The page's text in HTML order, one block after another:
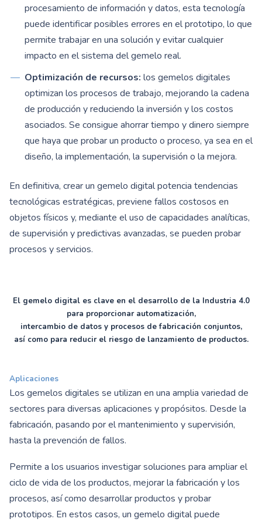
procesamiento de información y datos, esta tecnología
puede identificar posibles errores en el prototipo, lo que
permite trabajar en una solución y evitar cualquier
impacto en el sistema del gemelo real.
Optimización de recursos: los gemelos digitales
optimizan los procesos de trabajo, mejorando la cadena
de producción y reduciendo la inversión y los costos
asociados. Se consigue ahorrar tiempo y dinero siempre
que haya que probar un producto o proceso, ya sea en el
diseño, la implementación, la supervisión o la mejora.
En definitiva, crear un gemelo digital potencia tendencias
tecnológicas estratégicas, previene fallos costosos en
objetos físicos y, mediante el uso de capacidades analíticas,
de supervisión y predictivas avanzadas, se pueden probar
procesos y servicios.
El gemelo digital es clave en el desarrollo de la Industria 4.0
para proporcionar automatización,
intercambio de datos y procesos de fabricación conjuntos,
así como para reducir el riesgo de lanzamiento de productos.
Aplicaciones
Los gemelos digitales se utilizan en una amplia variedad de
sectores para diversas aplicaciones y propósitos. Desde la
fabricación, pasando por el mantenimiento y supervisión,
hasta la prevención de fallos.
Permite a los usuarios investigar soluciones para ampliar el
ciclo de vida de los productos, mejorar la fabricación y los
procesos, así como desarrollar productos y probar
prototipos. En estos casos, un gemelo digital puede